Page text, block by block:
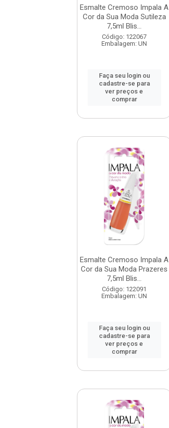
Esmalte Cremoso Impala A
Cor da Sua Moda Sutileza
7,5ml Blis...
Código: 122067
Embalagem: UN
Faça seu login ou
cadastre-se para
ver preços e
comprar
Esmalte Cremoso Impala A
Cor da Sua Moda Prazeres
7,5ml Blis...
Código: 122091
Embalagem: UN
Faça seu login ou
cadastre-se para
ver preços e
comprar